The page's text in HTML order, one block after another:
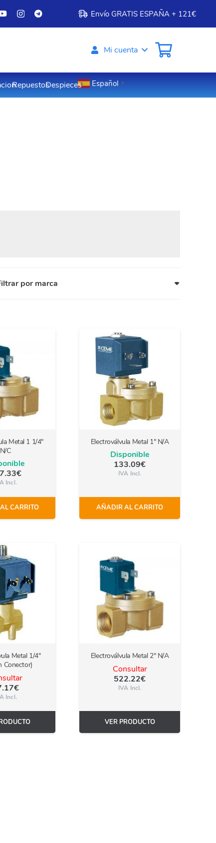
Envío GRATIS ESPAÑA + 121€
Mi cuenta
RepuestosDespieces Español ▼
por marca
Metal 1 1/4″
N/C
€
Incl.
CARRITO
Electroválvula Metal 1″ N/A
Disponible
133.09€
IVA Incl.
AÑADIR AL CARRITO
Metal 1/4″
Conector)
€
Incl.
Electroválvula Metal 2″ N/A
Consultar
522.22€
IVA Incl.
VER PRODUCTO